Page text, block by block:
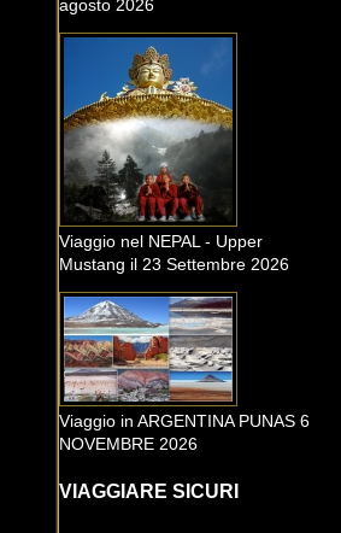
agosto 2026
Viaggio nel NEPAL - Upper
Mustang il 23 Settembre 2026
Viaggio in ARGENTINA PUNAS 6
NOVEMBRE 2026
VIAGGIARE SICURI